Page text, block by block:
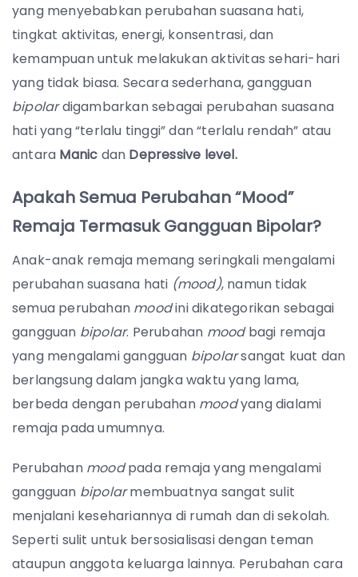
yang menyebabkan perubahan suasana hati,
tingkat aktivitas, energi, konsentrasi, dan
kemampuan untuk melakukan aktivitas sehari-hari
yang tidak biasa. Secara sederhana, gangguan
bipolardigambarkan sebagai perubahan suasana
hati yang “terlalu tinggi” dan “terlalu rendah” atau
antara Manic dan Depressive level.
Apakah Semua Perubahan “Mood”
Remaja Termasuk Gangguan Bipolar?
Anak-anak remaja memang seringkali mengalami
perubahan suasana hati (mood), namun tidak
semua perubahan moodini dikategorikan sebagai
gangguan bipolar. Perubahan moodbagi remaja
yang mengalami gangguan bipolarsangat kuat dan
berlangsung dalam jangka waktu yang lama,
berbeda dengan perubahan moodyang dialami
remaja pada umumnya.
Perubahan moodpada remaja yang mengalami
gangguan bipolarmembuatnya sangat sulit
menjalani kesehariannya di rumah dan di sekolah.
Seperti sulit untuk bersosialisasi dengan teman
ataupun anggota keluarga lainnya. Perubahan cara